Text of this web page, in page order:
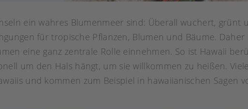
ein wahres Blumenmeer sind: Überall wuchert, grünt
für tropische Pflanzen, Blumen und Bäume. Daher
eine ganz zentrale Rolle einnehmen. So ist Hawaii
um den Hals hängt, um sie willkommen zu heißen. Viele
und kommen zum Beispiel in hawaiianischen Sagen